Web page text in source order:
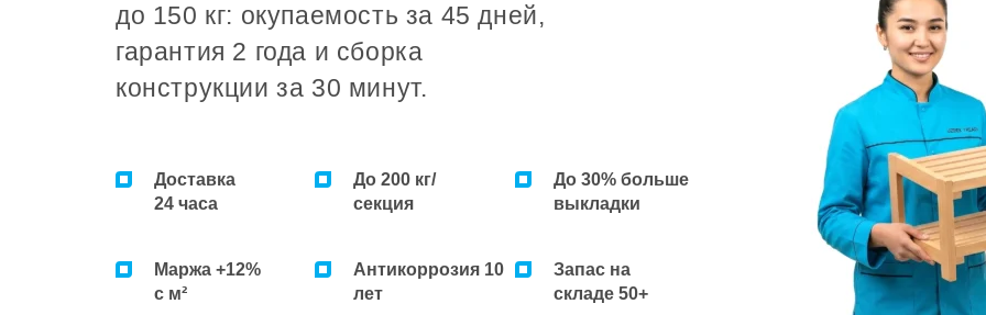
Ремонт цифровой техники
Сервисные центры
до 150 кг: окупаемость за 45 дней,
гарантия 2 года и сборка
конструкции за 30 минут.
Доставка
24 часа
До 200 кг/
секция
До 30% больше
выкладки
Маржа +12%
с м²
Антикоррозия 10
лет
Запас на
складе 50+